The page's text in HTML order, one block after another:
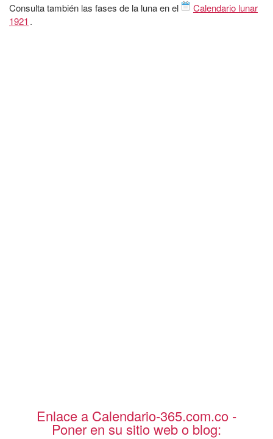
Consulta también las fases de la luna en el
Calendario lunar
1921 .
Enlace a Calendario-365.com.co -
Poner en su sitio web o blog: